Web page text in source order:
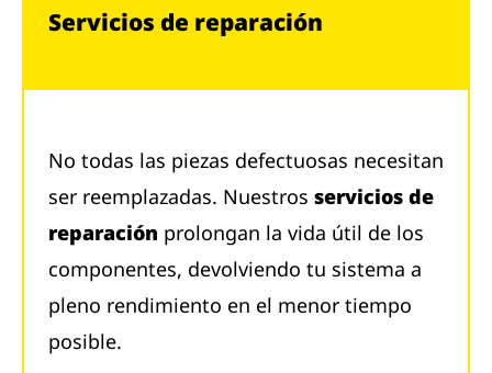
Servicios de reparación
No todas las piezas defectuosas necesitan
ser reemplazadas. Nuestros servicios de
reparación prolongan la vida útil de los
componentes, devolviendo tu sistema a
pleno rendimiento en el menor tiempo
posible.